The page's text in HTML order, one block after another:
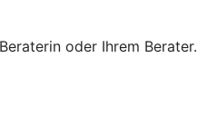
oder Ihrem Berater.